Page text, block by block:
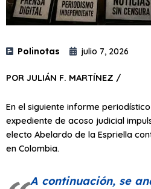
Polinotas julio 7, 2026
POR JULIÁN F. MARTÍNEZ /
En el siguiente informe
expediente de acoso judicial
electo Abelardo de la Espriella
en Colombia.
A continuación, se